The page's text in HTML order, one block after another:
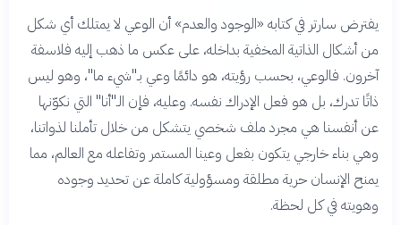
يفترض سارتر في كتابه «الوجود والعدم» أن الوعي لا يمتلك أي شكل
من أشكال الذاتية المخفية بداخله، على عكس ما ذهب إليه فلاسفة
آخرون. فالوعي، بحسب رؤيته، هو دائمًا وعي بـ"شيء ما"، وهو ليس
ذاتًا تدرك، بل هو فعل الإدراك نفسه. وعليه، فإن الـ"أنا" التي نكوّنها
عن أنفسنا هي مجرد ملف شخصي يتشكل من خلال تأملنا لذواتنا،
وهي بناء خارجي يتكون بفعل وعينا المستمر وتفاعله مع العالم، مما
يمنح الإنسان حرية مطلقة ومسؤولية كاملة عن تحديد وجوده
وهويته في كل لحظة.